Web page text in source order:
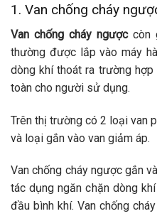
1. Van chống cháy
Van chống cháy ngược còn
thường được lắp vào máy
dòng khí thoát ra trường
toàn cho người sử dụng.
Trên thị trường có 2 loại van
và loại gắn vào van giảm áp.
Van chống cháy ngược gắn
tác dụng ngăn chặn dòng
đầu bình khí. Van chống